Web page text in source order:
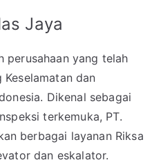
Jaya
perusahaan yang telah
dan
Dikenal sebagai
terkemuka, PT.
berbagai layanan Riksa
dan eskalator.